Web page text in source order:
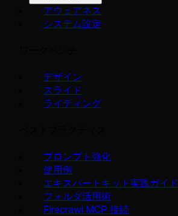
アウェアネス
システム設定
デザイン
スライド
ライティング
プロンプト強化
使用例
エキスパートキット実践ガイド
フォルダ活用術
Firecrawl MCP 接続